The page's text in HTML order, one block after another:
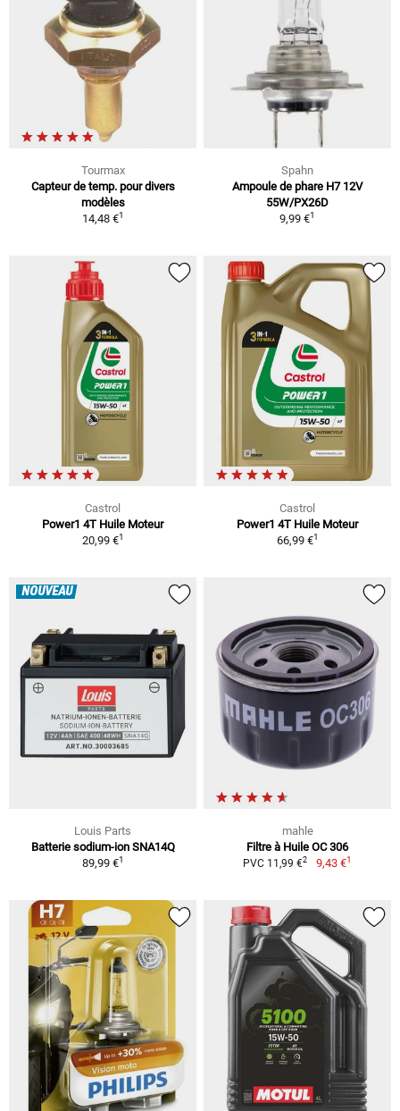
Tourmax
Capteur de temp. pour divers
modèles
14,48 €1
Spahn
Ampoule de phare H7 12V
55W/PX26D
9,99 €1
Castrol
Power1 4T Huile Moteur
20,99 €1
Castrol
Power1 4T Huile Moteur
66,99 €1
NOUVEAU
Louis Parts
Batterie sodium-ion SNA14Q
89,99 €1
mahle
Filtre à Huile OC 306
PVC 11,99 €2 9,43 €1